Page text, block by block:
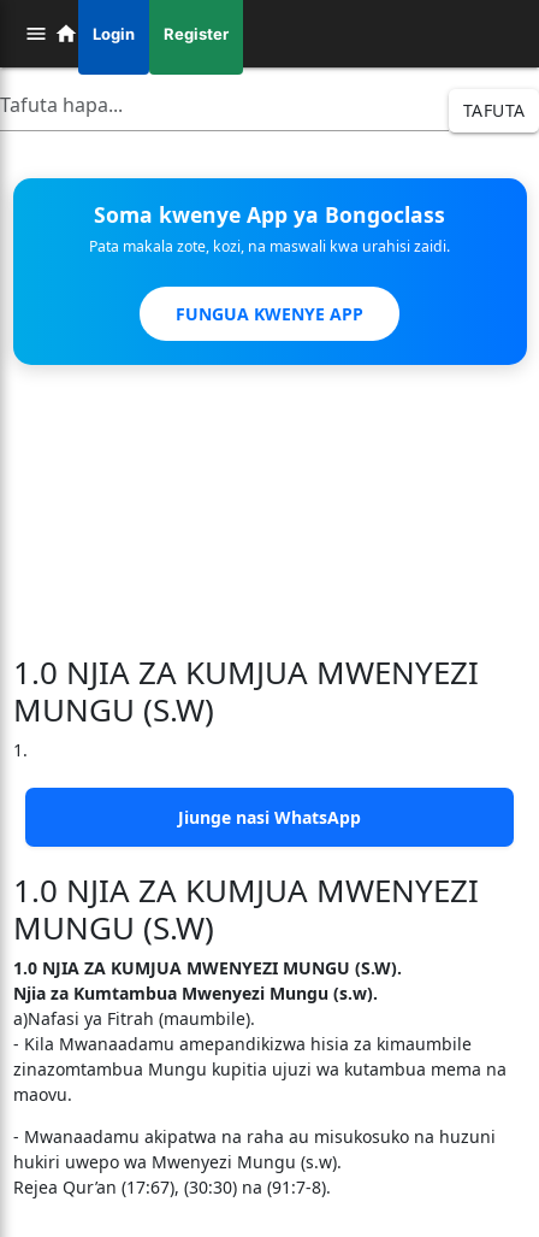
Login Register
TAFUTA
Soma kwenye App ya Bongoclass
Pata makala zote, kozi, na maswali kwa urahisi zaidi.
FUNGUA KWENYE APP
1.0 NJIA ZA KUMJUA MWENYEZI
MUNGU (S.W)
1.
Jiunge nasi WhatsApp
1.0 NJIA ZA KUMJUA MWENYEZI
MUNGU (S.W)
1.0 NJIA ZA KUMJUA MWENYEZI MUNGU (S.W).
Njia za Kumtambua Mwenyezi Mungu (s.w).
a)Nafasi ya Fitrah (maumbile).
- Kila Mwanaadamu amepandikizwa hisia za kimaumbile
zinazomtambua Mungu kupitia ujuzi wa kutambua mema na
maovu.
- Mwanaadamu akipatwa na raha au misukosuko na huzuni
hukiri uwepo wa Mwenyezi Mungu (s.w).
Rejea Qur’an (17:67), (30:30) na (91:7-8).